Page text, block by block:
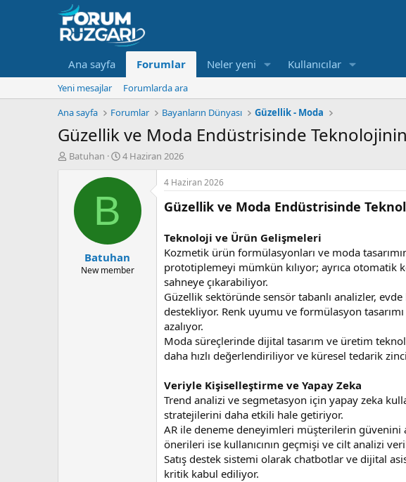
Ana sayfa Forumlar Neler yeni Kullanıcılar
Yeni mesajlar
Forumlarda ara
Ana sayfa
Forumlar Bayanların Dünyası Güzellik - Moda
Güzellik ve Moda Endüstrisinde
K
Batuhan
B
ş
ı
ç
t
4 Haziran 2026
B
Batuhan
New member
4 Haziran 2026
Güzellik ve Moda Endüstrisinde
Teknoloji ve Ürün Gelişmeleri
Kozmetik ürün formülasyonları ve moda
prototiplemeyi mümkün kılıyor; ayrıca otomatik
sahneye çıkarabiliyor.
Güzellik sektöründe sensör tabanlı analizler,
destekliyor. Renk uyumu ve formülasyon
azalıyor.
Moda süreçlerinde dijital tasarım ve üretim
daha hızlı değerlendiriliyor ve küresel tedarik
Veriyle Kişiselleştirme ve Yapay Zeka
Trend analizi ve segmetasyon için yapay zeka
stratejilerini daha etkili hale getiriyor.
AR ile deneme deneyimleri müşterilerin güvenini
önerileri ise kullanıcının geçmişi ve cilt analizi
Satış destek sistemi olarak chatbotlar ve dijital
kritik kabul ediliyor.